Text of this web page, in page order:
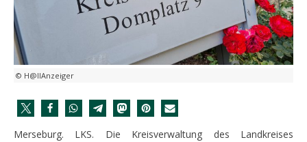
© H@llAnzeiger
Merseburg. LKS. Die Kreisverwaltung des Landkreises